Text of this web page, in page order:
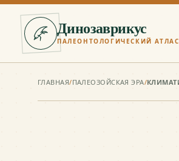
Динозаврикус
ПАЛЕОНТОЛОГИЧЕСКИЙ АТЛАС
ГЛАВНАЯ/ПАЛЕОЗОЙСКАЯ ЭРА/